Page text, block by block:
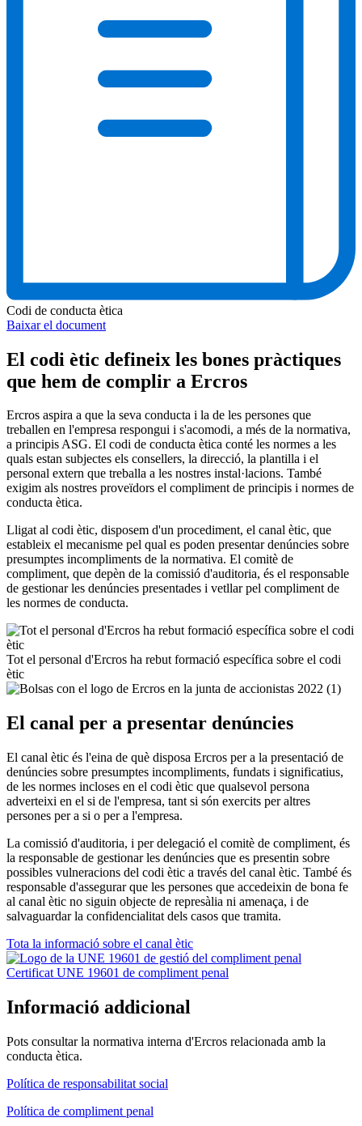
Codi de conducta ètica
Baixar el document
El codi ètic defineix les bones pràctiques
que hem de complir a Ercros
Ercros aspira a que la seva conducta i la de les persones que
treballen en l'empresa respongui i s'acomodi, a més de la normativa,
a principis ASG. El codi de conducta ètica conté les normes a les
quals estan subjectes els consellers, la direcció, la plantilla i el
personal extern que treballa a les nostres instal·lacions. També
exigim als nostres proveïdors el compliment de principis i normes de
conducta ètica.
Lligat al codi ètic, disposem d'un procediment, el canal ètic, que
estableix el mecanisme pel qual es poden presentar denúncies sobre
presumptes incompliments de la normativa. El comitè de
compliment, que depèn de la comissió d'auditoria, és el responsable
de gestionar les denúncies presentades i vetllar pel compliment de
les normes de conducta.
Tot el personal d'Ercros ha rebut formació específica sobre el codi
ètic
El canal per a presentar denúncies
El canal ètic és l'eina de què disposa Ercros per a la presentació de
denúncies sobre presumptes incompliments, fundats i significatius,
de les normes incloses en el codi ètic que qualsevol persona
adverteixi en el si de l'empresa, tant si són exercits per altres
persones per a si o per a l'empresa.
La comissió d'auditoria, i per delegació el comitè de compliment, és
la responsable de gestionar les denúncies que es presentin sobre
possibles vulneracions del codi ètic a través del canal ètic. També és
responsable d'assegurar que les persones que accedeixin de bona fe
al canal ètic no siguin objecte de represàlia ni amenaça, i de
salvaguardar la confidencialitat dels casos que tramita.
Tota la informació sobre el canal ètic
Certificat UNE 19601 de compliment penal
Informació addicional
Pots consultar la normativa interna d'Ercros relacionada amb la
conducta ètica.
Política de responsabilitat social
Política de compliment penal